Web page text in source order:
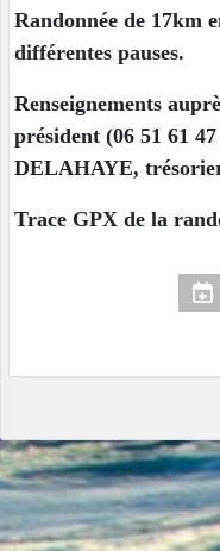
Randonnée de 17km
différentes pauses.
Renseignements
président (06 51 61
DELAHAYE,
Trace GPX de la